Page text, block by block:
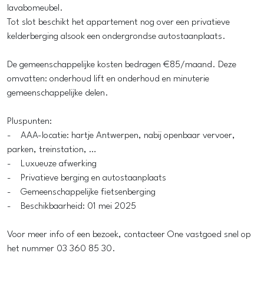
lavabomeubel.
Tot slot beschikt het appartement nog over een privatieve
kelderberging alsook een ondergrondse autostaanplaats.
De gemeenschappelijke kosten bedragen €85/maand. Deze
omvatten: onderhoud lift en onderhoud en minuterie
gemeenschappelijke delen.
Pluspunten:
- AAA-locatie: hartje Antwerpen, nabij openbaar vervoer,
parken, treinstation, …
- Luxueuze afwerking
- Privatieve berging en autostaanplaats
- Gemeenschappelijke fietsenberging
- Beschikbaarheid: 01 mei 2025
Voor meer info of een bezoek, contacteer One vastgoed snel op
het nummer 03 360 85 30.